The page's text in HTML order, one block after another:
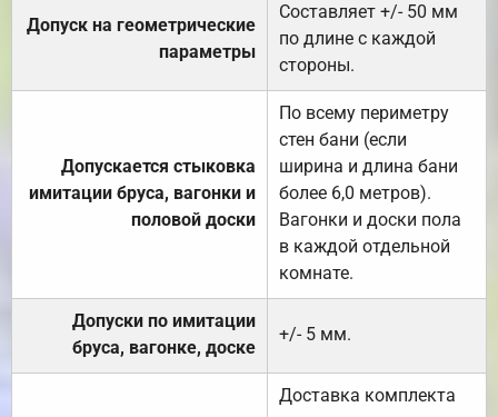
Допуск на геометрические
параметры
Составляет +/- 50 мм
по длине с каждой
стороны.
Допускается стыковка
имитации бруса, вагонки и
половой доски
По всему периметру
стен бани (если
ширина и длина бани
более 6,0 метров).
Вагонки и доски пола
в каждой отдельной
комнате.
Допуски по имитации
бруса, вагонке, доске
+/- 5 мм.
Доставка комплекта